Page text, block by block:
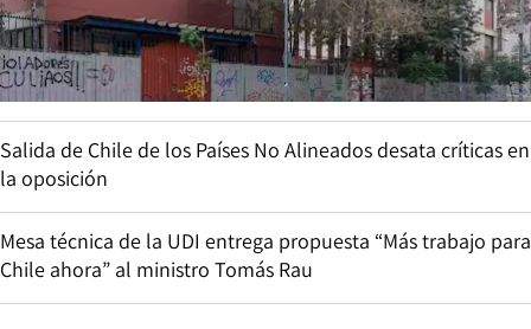
Salida de Chile de los Países No Alineados desata críticas en
la oposición
Mesa técnica de la UDI entrega propuesta “Más trabajo para
Chile ahora” al ministro Tomás Rau